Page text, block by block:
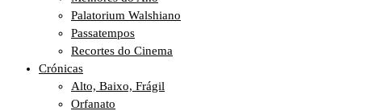
Palatorium Walshiano
Passatempos
Recortes do Cinema
Crónicas
Alto, Baixo, Frágil
Orfanato